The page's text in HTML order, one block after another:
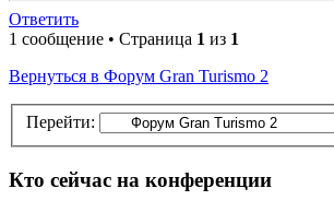
Ответить
1 сообщение • Страница 1 из 1
Вернуться в Форум Gran Turismo 2
Перейти:
Кто сейчас на конференции